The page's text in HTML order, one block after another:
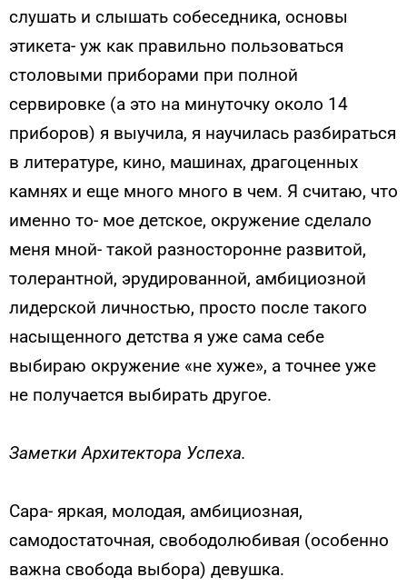
слушать и слышать собеседника, основы
этикета- уж как правильно пользоваться
столовыми приборами при полной
сервировке (а это на минуточку около 14
приборов) я выучила, я научилась разбираться
в литературе, кино, машинах, драгоценных
камнях и еще много много в чем. Я считаю, что
именно то- мое детское, окружение сделало
меня мной- такой разносторонне развитой,
толерантной, эрудированной, амбициозной
лидерской личностью, просто после такого
насыщенного детства я уже сама себе
выбираю окружение «не хуже», а точнее уже
не получается выбирать другое.
Заметки Архитектора Успеха.
Сара- яркая, молодая, амбициозная,
самодостаточная, свободолюбивая (особенно
важна свобода выбора) девушка.